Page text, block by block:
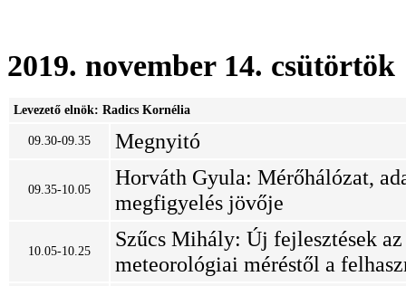
2019. november 14. csütörtök
Levezető elnök: Radics Kornélia
09.30-09.35 Megnyitó
09.35-10.05
Horváth Gyula: Mérőhálózat,
megfigyelés jövője
10.05-10.25
Szűcs Mihály: Új fejlesztések
meteorológiai méréstől a